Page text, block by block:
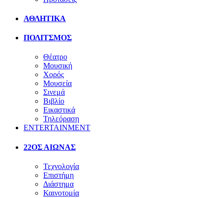
ΑΘΛΗΤΙΚΑ
ΠΟΛΙΤΣΜΟΣ
Θέατρο
Μουσική
Χορός
Μουσεία
Σινεμά
Βιβλίο
Εικαστικά
Τηλεόραση
ENTERTAINMENT
22ΟΣ ΑΙΩΝΑΣ
Τεχνολογία
Επιστήμη
Διάστημα
Καινοτομία